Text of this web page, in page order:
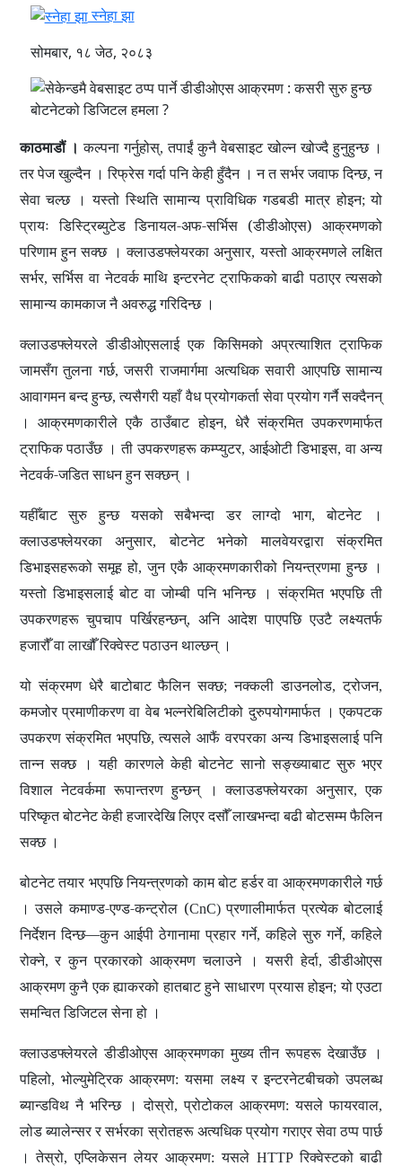
स्नेहा झा
सोमबार, १८ जेठ, २०८३
काठमाडौं । कल्पना गर्नुहोस्,तपाईं कुनै वेबसाइट खोल्न खोज्दै हुनुहुन्छ ।
तर पेज खुल्दैन । रिफ्रेस गर्दा पनि केही हुँदैन । न त सर्भर जवाफ दिन्छ,न
सेवा चल्छ । यस्तो स्थिति सामान्य प्राविधिक गडबडी मात्र होइन;यो
प्रायः डिस्ट्रिब्युटेड डिनायल-अफ-सर्भिस (डीडीओएस) आक्रमणको
परिणाम हुन सक्छ । क्लाउडफ्लेयरका अनुसार,यस्तो आक्रमणले लक्षित
सर्भर,सर्भिस वा नेटवर्क माथि इन्टरनेट ट्राफिकको बाढी पठाएर त्यसको
सामान्य कामकाज नै अवरुद्ध गरिदिन्छ ।
क्लाउडफ्लेयरले डीडीओएसलाई एक किसिमको अप्रत्याशित ट्राफिक
जामसँग तुलना गर्छ,जसरी राजमार्गमा अत्यधिक सवारी आएपछि सामान्य
आवागमन बन्द हुन्छ,त्यसैगरी यहाँ वैध प्रयोगकर्ता सेवा प्रयोग गर्नै सक्दैनन्
। आक्रमणकारीले एकै ठाउँबाट होइन, धेरै संक्रमित उपकरणमार्फत
ट्राफिक पठाउँछ । ती उपकरणहरू कम्प्युटर,आईओटी डिभाइस,वा अन्य
नेटवर्क-जडित साधन हुन सक्छन् ।
यहीँबाट सुरु हुन्छ यसको सबैभन्दा डर लाग्दो भाग,बोटनेट
।
क्लाउडफ्लेयरका अनुसार,बोटनेट भनेको मालवेयरद्वारा संक्रमित
डिभाइसहरूको समूह हो,जुन एकै आक्रमणकारीको नियन्त्रणमा हुन्छ ।
यस्तो डिभाइसलाई बोट वा जोम्बी पनि भनिन्छ
। संक्रमित भएपछि ती
उपकरणहरू चुपचाप पर्खिरहन्छन्,अनि आदेश पाएपछि एउटै लक्ष्यतर्फ
हजारौँ वा लाखौँ रिक्वेस्ट पठाउन थाल्छन् ।
यो संक्रमण धेरै बाटोबाट फैलिन सक्छ;नक्कली डाउनलोड,ट्रोजन,
कमजोर प्रमाणीकरण वा वेब भल्नरेबिलिटीको दुरुपयोगमार्फत । एकपटक
उपकरण संक्रमित भएपछि,त्यसले आफैं वरपरका अन्य डिभाइसलाई पनि
तान्न सक्छ । यही कारणले केही बोटनेट सानो सङ्ख्याबाट सुरु भएर
विशाल नेटवर्कमा रूपान्तरण हुन्छन्
। क्लाउडफ्लेयरका अनुसार,एक
परिष्कृत बोटनेट केही हजारदेखि लिएर दसौँ लाखभन्दा बढी बोटसम्म फैलिन
सक्छ ।
बोटनेट तयार भएपछि नियन्त्रणको काम बोट हर्डर वा आक्रमणकारीले गर्छ
। उसले कमाण्ड-एण्ड-कन्ट्रोल (CnC)प्रणालीमार्फत प्रत्येक बोटलाई
निर्देशन दिन्छ—कुन आईपी ठेगानामा प्रहार गर्ने,कहिले सुरु गर्ने,कहिले
रोक्ने,र कुन प्रकारको आक्रमण चलाउने । यसरी हेर्दा,डीडीओएस
आक्रमण कुनै एक ह्याकरको हातबाट हुने साधारण प्रयास होइन;यो एउटा
समन्वित डिजिटल सेना हो ।
क्लाउडफ्लेयरले डीडीओएस आक्रमणका मुख्य तीन रूपहरू देखाउँछ ।
पहिलो, भोल्युमेट्रिक आक्रमण:यसमा लक्ष्य र इन्टरनेटबीचको उपलब्ध
ब्यान्डविथ नै भरिन्छ
। दोस्रो,प्रोटोकल आक्रमण:यसले फायरवाल,
लोड ब्यालेन्सर र सर्भरका स्रोतहरू अत्यधिक प्रयोग गराएर सेवा ठप्प पार्छ
। तेस्रो,एप्लिकेसन लेयर आक्रमण:यसले HTTPरिक्वेस्टको बाढी